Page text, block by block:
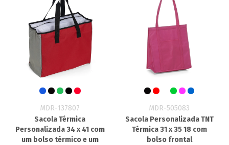
MDR-137807
Sacola Térmica
Personalizada 34 x 41 com
um bolso térmico e um
MDR-505083
Sacola Personalizada TNT
Térmica 31 x 35 18 com
bolso frontal